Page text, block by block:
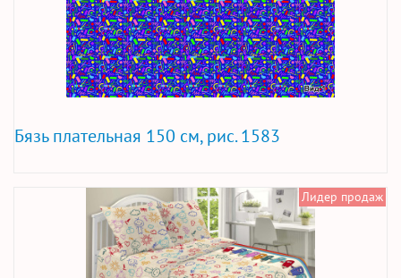
Бязь плательная 150 см, рис. 1583
Лидер продаж